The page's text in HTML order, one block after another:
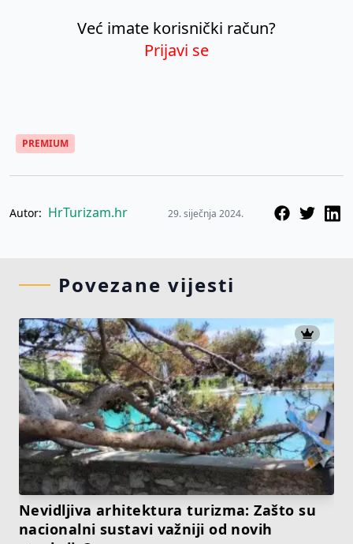
Već imate korisnički račun?
Prijavi se
PREMIUM
Autor: HrTurizam.hr 29. siječnja 2024.
Povezane vijesti
Nevidljiva arhitektura turizma: Zašto su
nacionalni sustavi važniji od novih